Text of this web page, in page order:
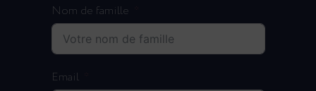
Nom de famille
Email